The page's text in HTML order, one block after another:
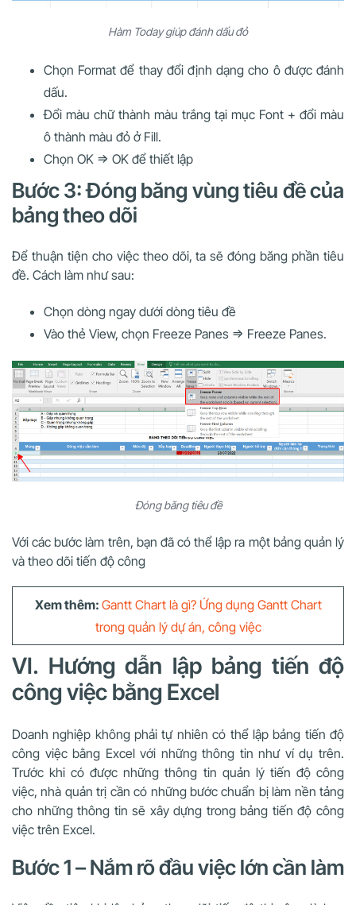
Hàm Today giúp đánh dấu đỏ
Chọn Format để thay đổi định dạng cho ô được đánh
dấu.
Đổi màu chữ thành màu trắng tại mục Font + đổi màu
ô thành màu đỏ ở Fill.
Chọn OK => OK để thiết lập
Bước 3: Đóng băng vùng tiêu đề của
bảng theo dõi
Để thuận tiện cho việc theo dõi, ta sẽ đóng băng phần tiêu
đề. Cách làm như sau:
Chọn dòng ngay dưới dòng tiêu đề
Vào thẻ View, chọn Freeze Panes => Freeze Panes.
Đóng băng tiêu đề
Với các bước làm trên, bạn đã có thể lập ra một bảng quản lý
và theo dõi tiến độ công
Xem thêm: Gantt Chart là gì? Ứng dụng Gantt Chart
trong quản lý dự án, công việc
VI. Hướng dẫn lập bảng tiến độ
công việc bằng Excel
Doanh nghiệp không phải tự nhiên có thể lập bảng tiến độ
công việc bằng Excel với những thông tin như ví dụ trên.
Trước khi có được những thông tin quản lý tiến độ công
việc, nhà quản trị cần có những bước chuẩn bị làm nền tảng
cho những thông tin sẽ xây dựng trong bảng tiến độ công
việc trên Excel.
Bước 1 – Nắm rõ đầu việc lớn cần làm